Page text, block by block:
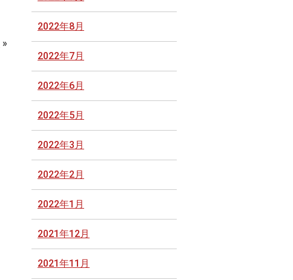
»
2022年8月
2022年7月
2022年6月
2022年5月
2022年3月
2022年2月
2022年1月
2021年12月
2021年11月